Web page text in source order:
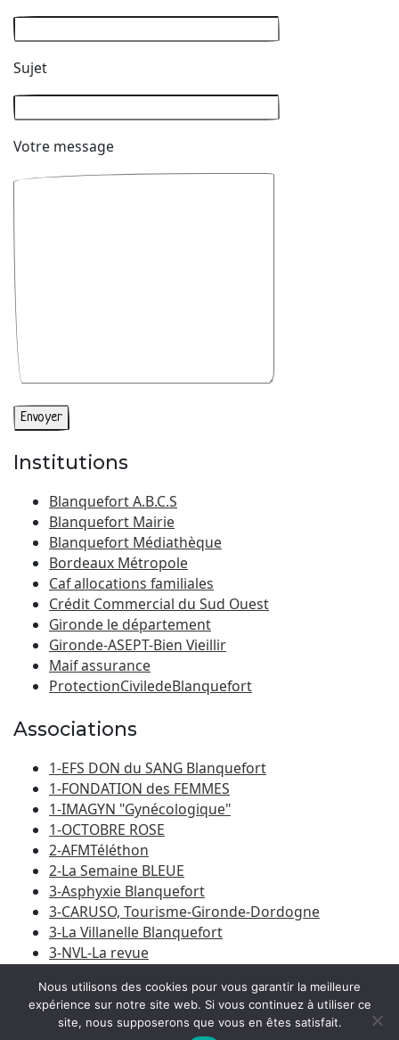
Sujet
Votre message
Institutions
Blanquefort A.B.C.S
Blanquefort Mairie
Blanquefort Médiathèque
Bordeaux Métropole
Caf allocations familiales
Crédit Commercial du Sud Ouest
Gironde le département
Gironde-ASEPT-Bien Vieillir
Maif assurance
ProtectionCiviledeBlanquefort
Associations
1-EFS DON du SANG Blanquefort
1-FONDATION des FEMMES
1-IMAGYN "Gynécologique"
1-OCTOBRE ROSE
2-AFMTéléthon
2-La Semaine BLEUE
3-Asphyxie Blanquefort
3-CARUSO, Tourisme-Gironde-Dordogne
3-La Villanelle Blanquefort
3-NVL-La revue
© 2026Amicale Laïque Blanquefort-Caychac |Bootstrap
Nous utilisons des cookies pour vous garantir la meilleure
expérience sur notre site web. Si vous continuez à utiliser ce
site, nous supposerons que vous en êtes satisfait.